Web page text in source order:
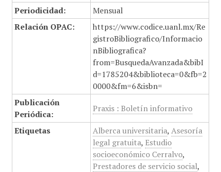
Periodicidad:
Mensual
Relación OPAC:
https://www.codice.uanl.mx/Re
gistroBibliografico/Informacio
nBibliografica?
from=BusquedaAvanzada&bibI
d=1785204&biblioteca=0&fb=2
0000&fm=6&isbn=
Publicación
Periódica:
Praxis : Boletín informativo
Etiquetas Alberca universitaria, Asesoría
legal gratuita, Estudio
socioeconómico Cerralvo,
Prestadores de servicio social,